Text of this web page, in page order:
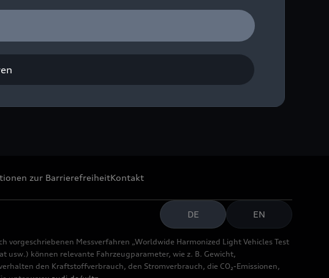
zur BarrierefreiheitKontakt
DE EN
Messverfahren „Worldwide Harmonized Light Vehicles Test
können relevante Fahrzeugparameter, wie z. B. Gewicht,
den Kraftstoffverbrauch, den Stromverbrauch, die CO₂-Emissionen,